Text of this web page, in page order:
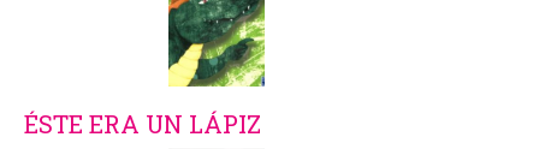
ÉSTE ERA UN LÁPIZ